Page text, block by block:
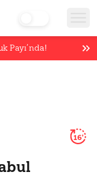
Payı’nda!
16'